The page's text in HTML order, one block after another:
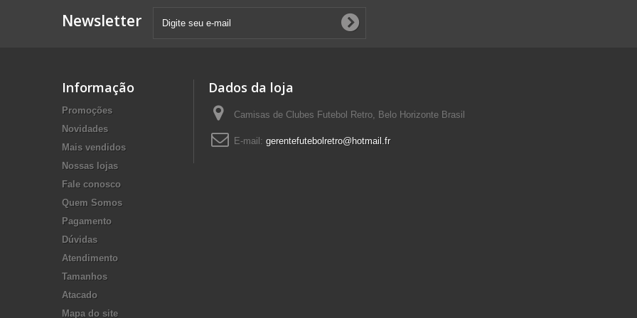
Newsletter
Informação
Promoções
Novidades
Mais vendidos
Nossas lojas
Fale conosco
Quem Somos
Pagamento
Dúvidas
Atendimento
Tamanhos
Atacado
Mapa do site
Dados da loja
Camisas de Clubes Futebol Retro, Belo Horizonte Brasil
E-mail: gerentefutebolretro@hotmail.fr